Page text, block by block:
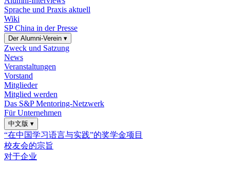
Sprache und Praxis aktuell
Wiki
SP China in der Presse
Der Alumni-Verein ▾
Zweck und Satzung
News
Veranstaltungen
Vorstand
Mitglieder
Mitglied werden
Das S&P Mentoring-Netzwerk
Für Unternehmen
中文版 ▾
“在中国学习语言与实践”的奖学金项目
校友会的宗旨
对于企业